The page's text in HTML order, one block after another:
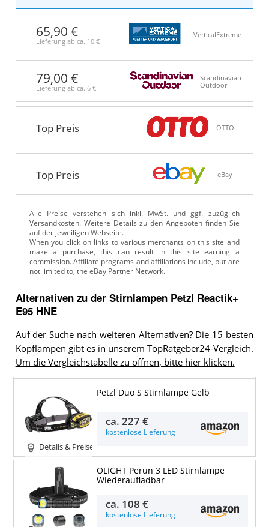
65,90 €
Lieferung ab ca. 10 €
VerticalExtreme
79,00 €
Lieferung ab ca. 6 €
Scandinavian
Outdoor
Top Preis OTTO
Top Preis eBay
Alle Preise verstehen sich inkl. MwSt. und ggf. zuzüglich
Versandkosten. Weitere Details zu den Angeboten finden Sie
auf der jeweiligen Webseite.
Alternativen zu der Stirnlampen Petzl Reactik+
E95 HNE
Auf der Suche nach weiteren Alternativen? Die 15 besten
Kopflampen gibt es in unserem TopRatgeber24-Vergleich.
Um die Vergleichstabelle zu öffnen, bitte hier klicken.
Details & Preise
Petzl Duo S Stirnlampe Gelb
ca.227 €
kostenlose Lieferung
OLIGHT Perun 3 LED Stirnlampe
Wiederaufladbar
ca. 108 €
kostenlose Lieferung